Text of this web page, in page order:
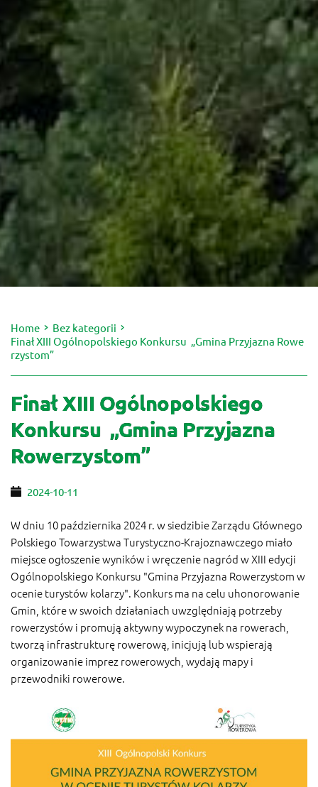
Home
Bez kategorii
Finał XIII Ogólnopolskiego Konkursu „Gmina Przyjazna Rowe
rzystom”
Finał XIII Ogólnopolskiego
Konkursu „Gmina Przyjazna
Rowerzystom”
2024-10-11
W dniu 10 października 2024 r. w siedzibie Zarządu Głównego
Polskiego Towarzystwa Turystyczno-Krajoznawczego miało
miejsce ogłoszenie wyników i wręczenie nagród w XIII edycji
Ogólnopolskiego Konkursu "Gmina Przyjazna Rowerzystom w
ocenie turystów kolarzy". Konkurs ma na celu uhonorowanie
Gmin, które w swoich działaniach uwzględniają potrzeby
rowerzystów i promują aktywny wypoczynek na rowerach,
tworzą infrastrukturę rowerową, inicjują lub wspierają
organizowanie imprez rowerowych, wydają mapy i
przewodniki rowerowe.